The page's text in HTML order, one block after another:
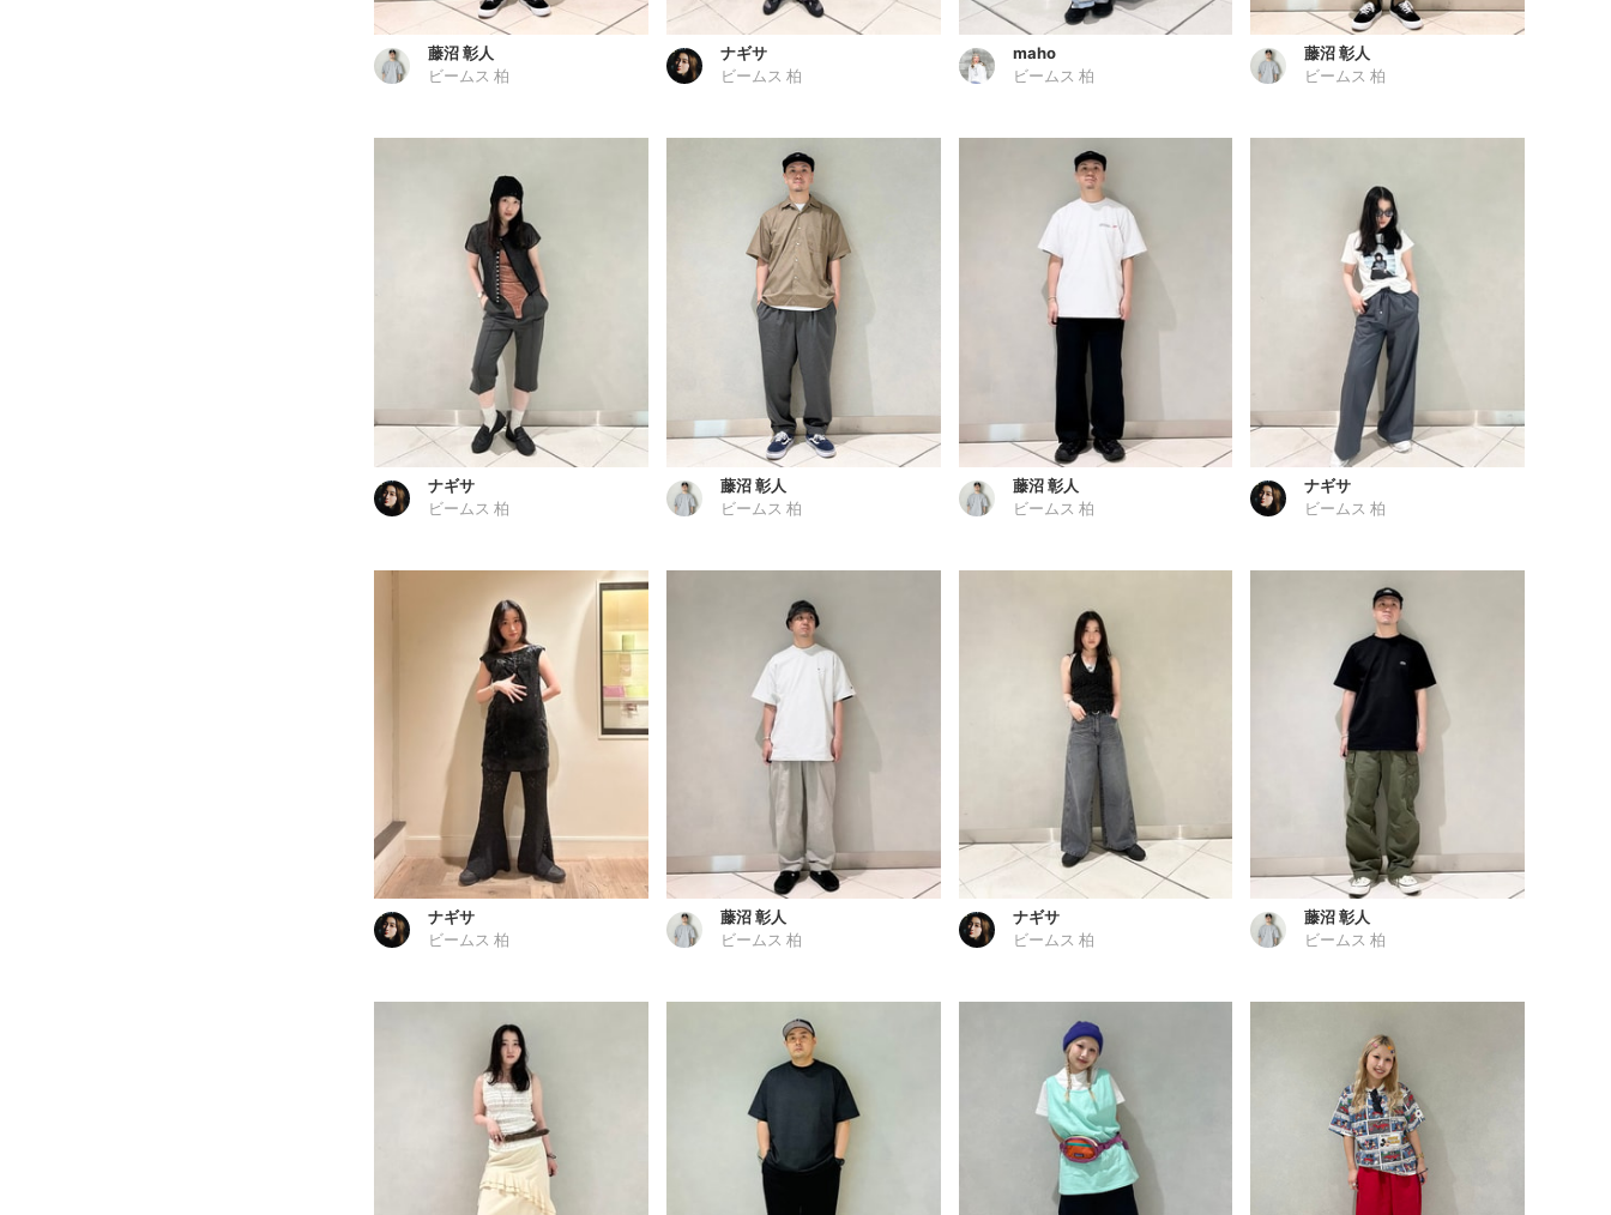
藤沼 彰人
ビームス 柏
ナギサ
ビームス 柏
maho
ビームス 柏
藤沼 彰人
ビームス 柏
ナギサ
ビームス 柏
藤沼 彰人
ビームス 柏
藤沼 彰人
ビームス 柏
ナギサ
ビームス 柏
ナギサ
ビームス 柏
藤沼 彰人
ビームス 柏
ナギサ
ビームス 柏
藤沼 彰人
ビームス 柏